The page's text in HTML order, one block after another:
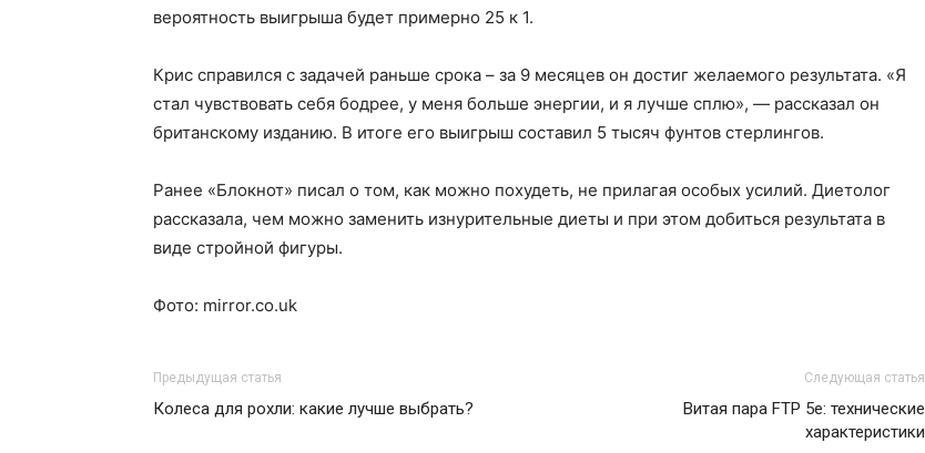
вероятность выигрыша будет примерно 25 к 1.
Крис справился с задачей раньше срока – за 9 месяцев он достиг желаемого результата. «Я
стал чувствовать себя бодрее, у меня больше энергии, и я лучше сплю», — рассказал он
британскому изданию. В итоге его выигрыш составил 5 тысяч фунтов стерлингов.
Ранее «Блокнот» писал о том, как можно похудеть, не прилагая особых усилий. Диетолог
рассказала, чем можно заменить изнурительные диеты и при этом добиться результата в
виде стройной фигуры.
Фото: mirror.co.uk
Предыдущая статья
Колеса для рохли: какие лучше выбрать?
Следующая статья
Витая пара FTP 5е: технические
характеристики